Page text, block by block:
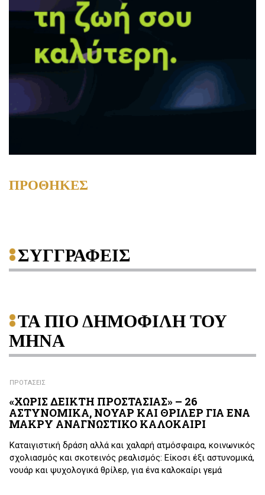
ΠΡΟΘΗΚΕΣ
ΣΥΓΓΡΑΦΕΙΣ
ΤΑ ΠΙΟ ΔΗΜΟΦΙΛΗ ΤΟΥ
ΜΗΝΑ
ΠΡΟΤΑΣΕΙΣ
«ΧΩΡΙΣ ΔΕΙΚΤΗ ΠΡΟΣΤΑΣΙΑΣ» – 26
ΑΣΤΥΝΟΜΙΚΑ, ΝΟΥΑΡ ΚΑΙ ΘΡΙΛΕΡ ΓΙΑ ΕΝΑ
ΜΑΚΡΥ ΑΝΑΓΝΩΣΤΙΚΟ ΚΑΛΟΚΑΙΡΙ
Καταιγιστική δράση αλλά και χαλαρή ατμόσφαιρα, κοινωνικός
σχολιασμός και σκοτεινός ρεαλισμός: Είκοσι έξι αστυνομικά,
νουάρ και ψυχολογικά θρίλερ, για ένα καλοκαίρι γεμά